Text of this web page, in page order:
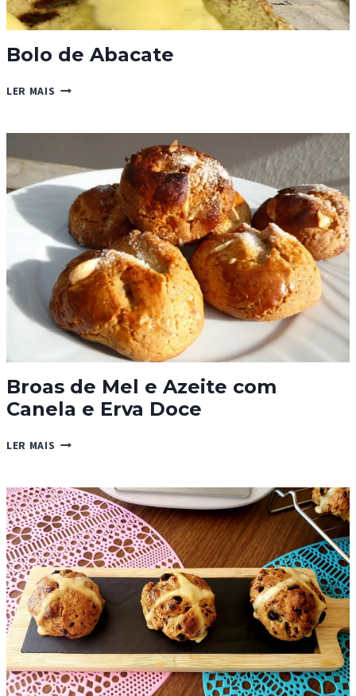
Bolo de Abacate
LER MAIS BOLO
Broas de Mel e Azeite com
Canela e Erva Doce
LER MAIS BROAS
E
AZEITE
COM
CANELA
E
ERVA
DOCE